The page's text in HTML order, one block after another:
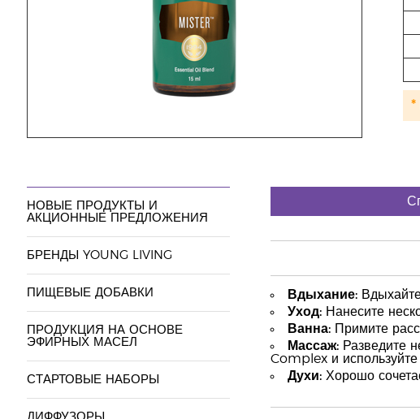
*
НОВЫЕ ПРОДУКТЫ И
АКЦИОННЫЕ ПРЕДЛОЖЕНИЯ
БРЕНДЫ YOUNG LIVING
ПИЩЕВЫЕ ДОБАВКИ
ПРОДУКЦИЯ НА ОСНОВЕ
ЭФИРНЫХ МАСЕЛ
СТАРТОВЫЕ НАБОРЫ
Вдыхание:
Уход:Нанесите
Ванна:Примите
Массаж:Разведите
Complex и
Духи:Хорошо